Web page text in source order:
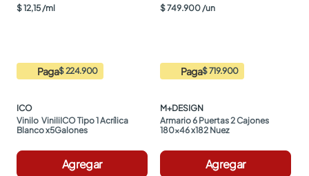
$12,15 /ml
Paga$ 224.900
ICO
Vinilo  ViniliICO Tipo 1 Acrílica
Blanco x5Galones
Agregar
$749.900 /un
Paga$ 719.900
M+DESIGN
Armario 6 Puertas 2 Cajones
180x46 x182 Nuez
Agregar